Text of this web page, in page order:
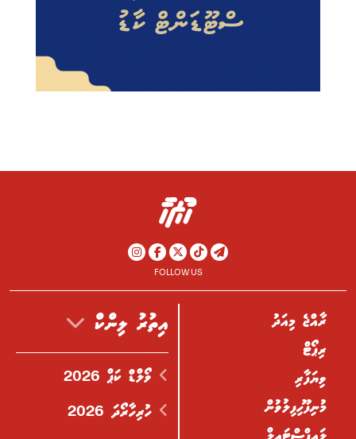
FOLLOW US
ރާއްޖެ މިއަދު
ރިޕޯޓް
ވިޔަފާރި
މުނިފޫހިފިލުވުން
ލައިފްސްޓައިލް
އިތުރު ލިންކް
ވޯލްޑް ކަޕް 2026
ހުރިހާރޯދަ 2026